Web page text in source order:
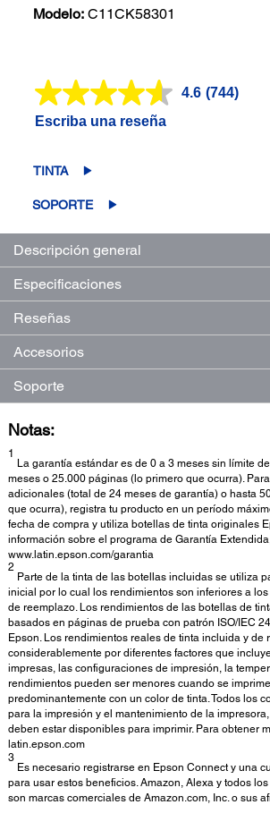
Modelo: C11CK58301
4.6 Lea
(744)
Escriba una reseña
TINTA
SOPORTE
Descripción general
Especificaciones
Reseñas
Accesorios
Soporte
Notas:
1
La garantía estándar es de 0 a 3 meses sin límite
meses o 25.000 páginas (lo primero que ocurra).
adicionales (total de 24 meses de garantía) o hasta
que ocurra), registra tu producto en un período
fecha de compra y utiliza botellas de tinta originales
información sobre el programa de Garantía
www.latin.epson.com/garantia
2
Parte de la tinta de las botellas incluidas se utiliza
inicial por lo cual los rendimientos son inferiores a
de reemplazo. Los rendimientos de las botellas de
basados en páginas de prueba con patrón ISO/IEC
Epson. Los rendimientos reales de tinta incluida y de
considerablemente por diferentes factores que
impresas, las configuraciones de impresión, la
rendimientos pueden ser menores cuando se
predominantemente con un color de tinta. Todos los
para la impresión y el mantenimiento de la
deben estar disponibles para imprimir. Para obtener
latin.epson.com
3
Es necesario registrarse en Epson Connect y una
para usar estos beneficios. Amazon, Alexa y todos
son marcas comerciales de Amazon.com, Inc. o sus